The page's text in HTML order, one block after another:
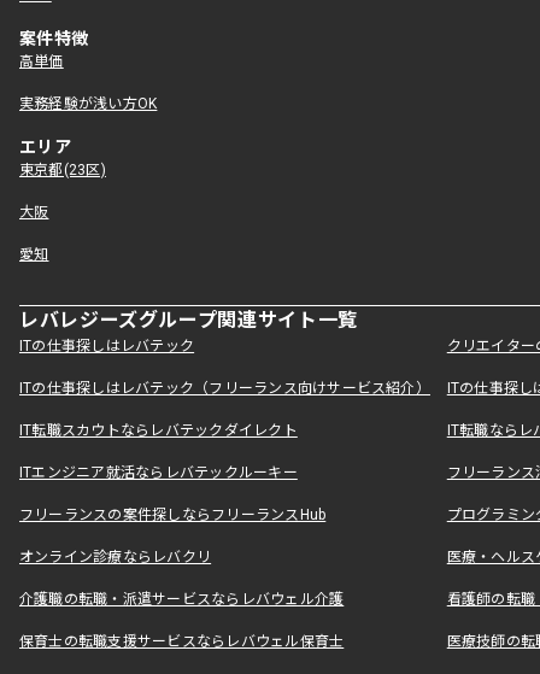
案件特徴
高単価
実務経験が浅い方OK
エリア
東京都(23区)
大阪
愛知
レバレジーズグループ関連サイト一覧
ITの仕事探しはレバテック クリエイタ
ITの仕事探しはレバテック（フリーランス向けサービス紹介） ITの仕事探
IT転職スカウトならレバテックダイレクト IT転職なら
ITエンジニア就活ならレバテックルーキー フリーラン
フリーランスの案件探しならフリーランスHub プログラミ
オンライン診療ならレバクリ 医療・ヘル
介護職の転職・派遣サービスならレバウェル介護 看護師の転
保育士の転職支援サービスならレバウェル保育士 医療技師の